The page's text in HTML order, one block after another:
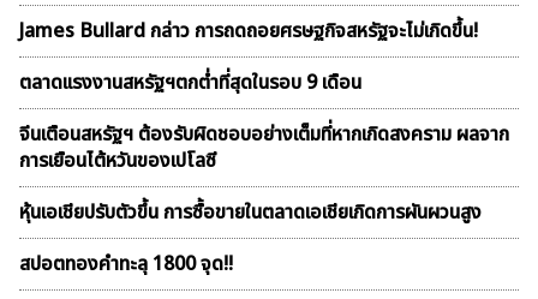
James Bullard กล่าว การถดถอยศรษฐกิจสหรัฐจะไม่เกิดขึ้น!
ตลาดเเรงงานสหรัฐฯตกต่ำที่สุดในรอบ 9 เดือน
จีนเตือนสหรัฐฯ ต้องรับผิดชอบอย่างเต็มที่หากเกิดสงคราม ผลจาก
การเยือนไต้หวันของเปโลซี
หุ้นเอเชียปรับตัวขึ้น การซื้อขายในตลาดเอเชียเกิดการผันผวนสูง
สปอตทองคำทะลุ 1800 จุด!!